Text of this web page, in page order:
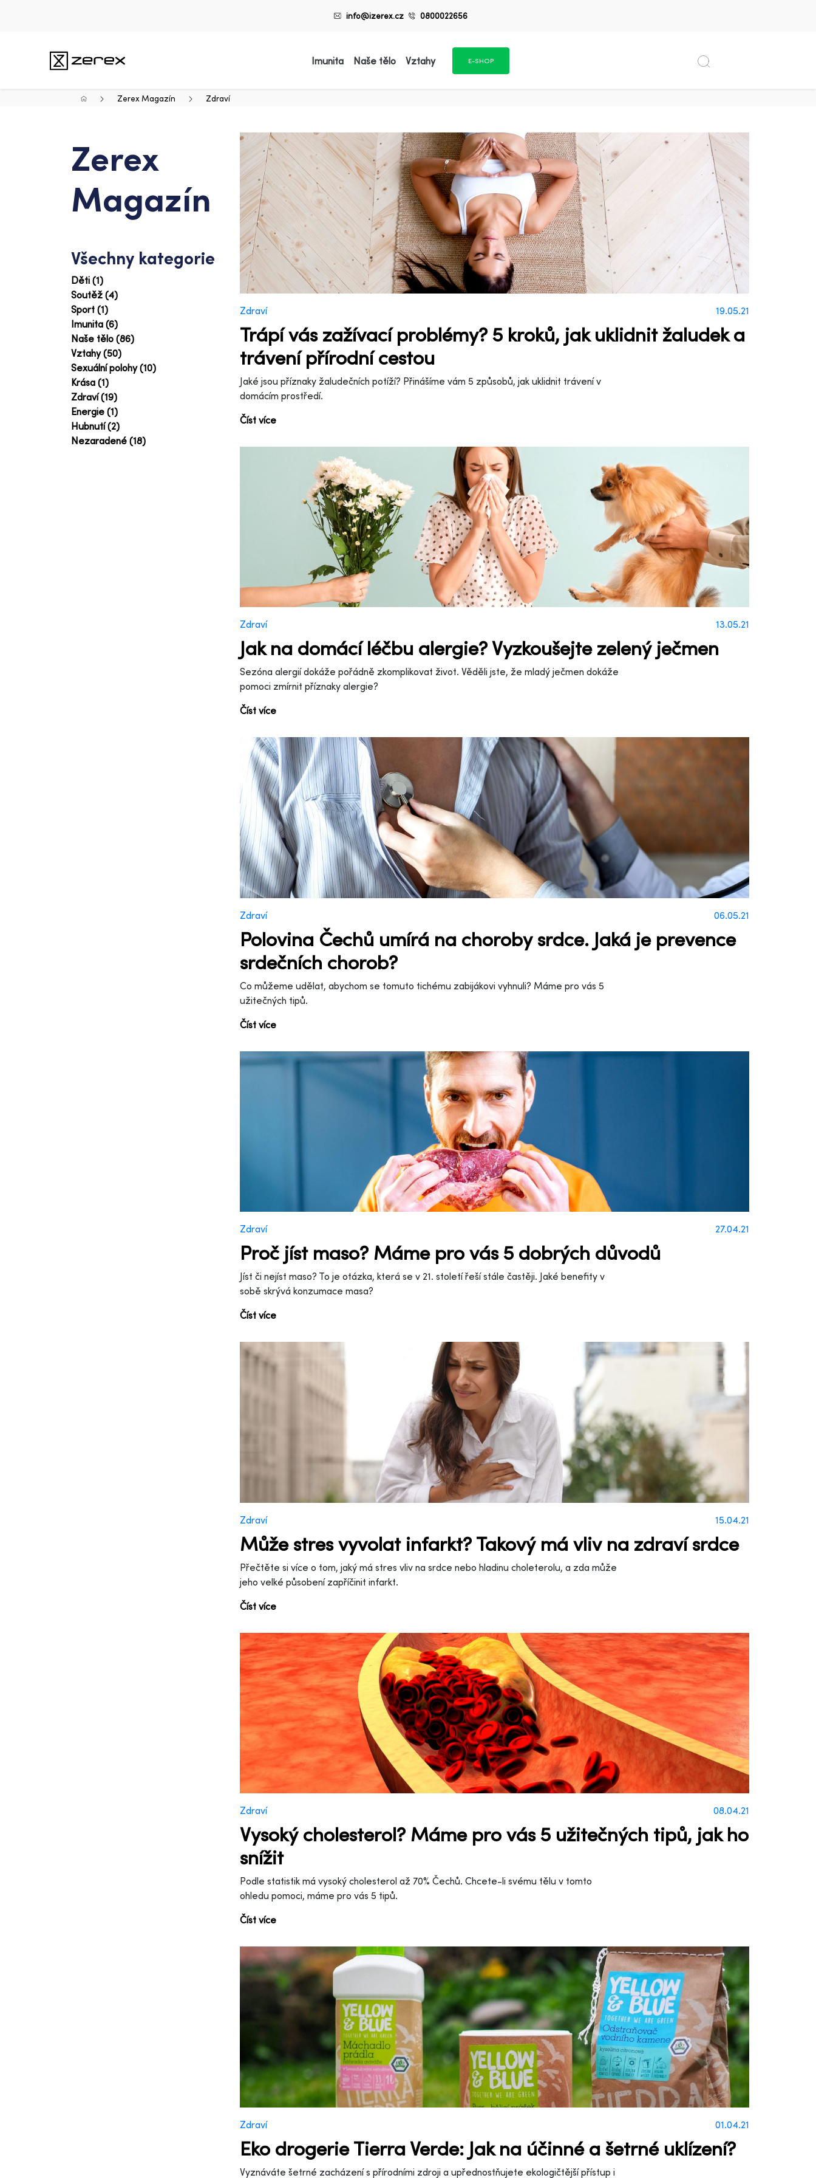
info@izerex.cz 0800022656
Imunita Naše tělo Vztahy E-SHOP
Zerex Magazín Zdraví
Zerex
Magazín
Všechny kategorie
Děti (1)
Soutěž (4)
Sport (1)
Imunita (6)
Naše tělo (86)
Vztahy (50)
Sexuální polohy (10)
Krása (1)
Zdraví (19)
Energie (1)
Hubnutí (2)
Nezaradené (18)
Zdraví 19.05.21
Trápí vás zažívací problémy? 5 kroků, jak uklidnit žaludek a
trávení přírodní cestou
Jaké jsou příznaky žaludečních potíží? Přinášíme vám 5 způsobů, jak uklidnit trávení v
domácím prostředí.
Číst více
Zdraví 13.05.21
Jak na domácí léčbu alergie? Vyzkoušejte zelený ječmen
Sezóna alergií dokáže pořádně zkomplikovat život. Věděli jste, že mladý ječmen dokáže
pomoci zmírnit příznaky alergie?
Číst více
Zdraví 06.05.21
Polovina Čechů umírá na choroby srdce. Jaká je prevence
srdečních chorob?
Co můžeme udělat, abychom se tomuto tichému zabijákovi vyhnuli? Máme pro vás 5
užitečných tipů.
Číst více
Zdraví 27.04.21
Proč jíst maso? Máme pro vás 5 dobrých důvodů
Jíst či nejíst maso? To je otázka, která se v 21. století řeší stále častěji. Jaké benefity v
sobě skrývá konzumace masa?
Číst více
Zdraví 15.04.21
Může stres vyvolat infarkt? Takový má vliv na zdraví srdce
Přečtěte si více o tom, jaký má stres vliv na srdce nebo hladinu choleterolu, a zda může
jeho velké působení zapříčinit infarkt.
Číst více
Zdraví 08.04.21
Vysoký cholesterol? Máme pro vás 5 užitečných tipů, jak ho
snížit
Podle statistik má vysoký cholesterol až 70% Čechů. Chcete-li svému tělu v tomto
ohledu pomoci, máme pro vás 5 tipů.
Číst více
Zdraví 01.04.21
Eko drogerie Tierra Verde: Jak na účinné a šetrné uklízení?
Vyznáváte šetrné zacházení s přírodními zdroji a upřednostňujete ekologičtější přístup i